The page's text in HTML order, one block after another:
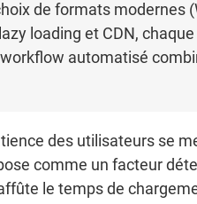
de formats modernes
loading et CDN,
automatisé
des utilisateurs se
comme un facteur
le temps de